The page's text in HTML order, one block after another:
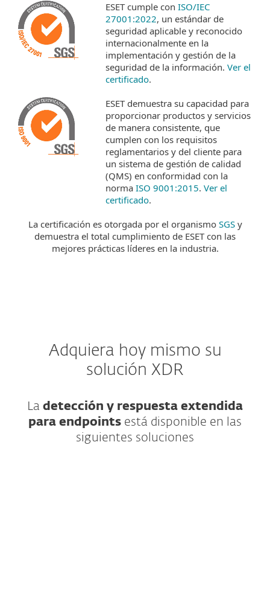
ESET cumple con ISO/IEC
27001:2022, un estándar de
seguridad aplicable y reconocido
internacionalmente en la
implementación y gestión de la
seguridad de la información. Ver el
certificado.
ESET demuestra su capacidad para
proporcionar productos y servicios
de manera consistente, que
cumplen con los requisitos
reglamentarios y del cliente para
un sistema de gestión de calidad
(QMS) en conformidad con la
norma ISO 9001:2015. Ver el
certificado.
La certificación es otorgada por el organismo SGSy
demuestra el total cumplimiento de ESET con las
mejores prácticas líderes en la industria.
Adquiera hoy mismo su
solución XDR
La detección y respuesta extendida
para endpoints está disponible en las
siguientes soluciones